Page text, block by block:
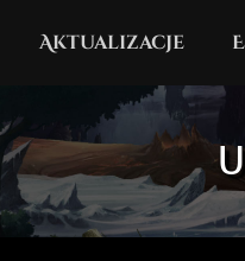
Aktualizacje